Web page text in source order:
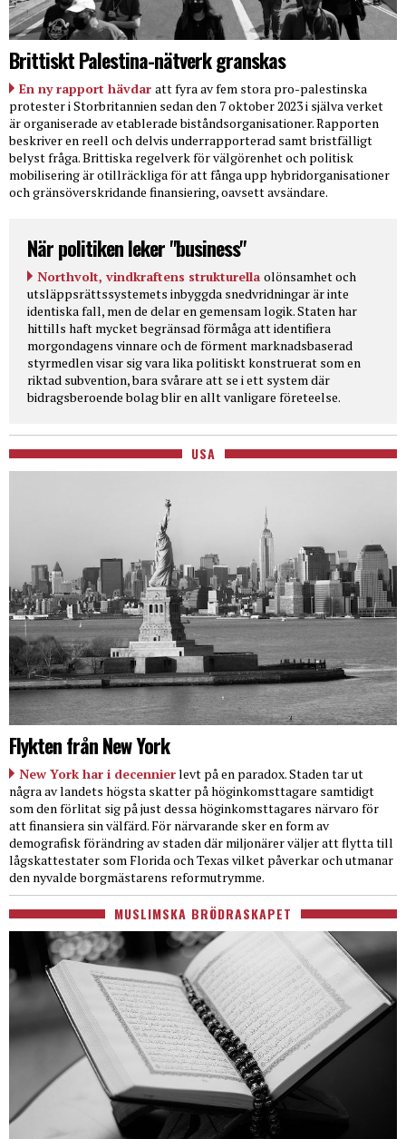
Brittiskt Palestina-nätverk granskas
En ny rapport hävdar att fyra av fem stora pro-palestinska
protester i Storbritannien sedan den 7 oktober 2023 i själva verket
är organiserade av etablerade biståndsorganisationer. Rapporten
beskriver en reell och delvis underrapporterad samt bristfälligt
belyst fråga. Brittiska regelverk för välgörenhet och politisk
mobilisering är otillräckliga för att fånga upp hybridorganisationer
och gränsöverskridande finansiering, oavsett avsändare.
När politiken leker "business"
Northvolt, vindkraftens strukturella olönsamhet och
utsläppsrättssystemets inbyggda snedvridningar är inte
identiska fall, men de delar en gemensam logik. Staten har
hittills haft mycket begränsad förmåga att identifiera
morgondagens vinnare och de förment marknadsbaserad
styrmedlen visar sig vara lika politiskt konstruerat som en
riktad subvention, bara svårare att se i ett system där
bidragsberoende bolag blir en allt vanligare företeelse.
USA
Flykten från New York
New York har i decennierlevt på en paradox. Staden tar ut
några av landets högsta skatter på höginkomsttagare samtidigt
som den förlitat sig på just dessa höginkomsttagares närvaro för
att finansiera sin välfärd. För närvarande sker en form av
demografisk förändring av staden där miljonärer väljer att flytta till
lågskattestater som Florida och Texas vilket påverkar och utmanar
den nyvalde borgmästarens reformutrymme.
MUSLIMSKA BRÖDRASKAPET